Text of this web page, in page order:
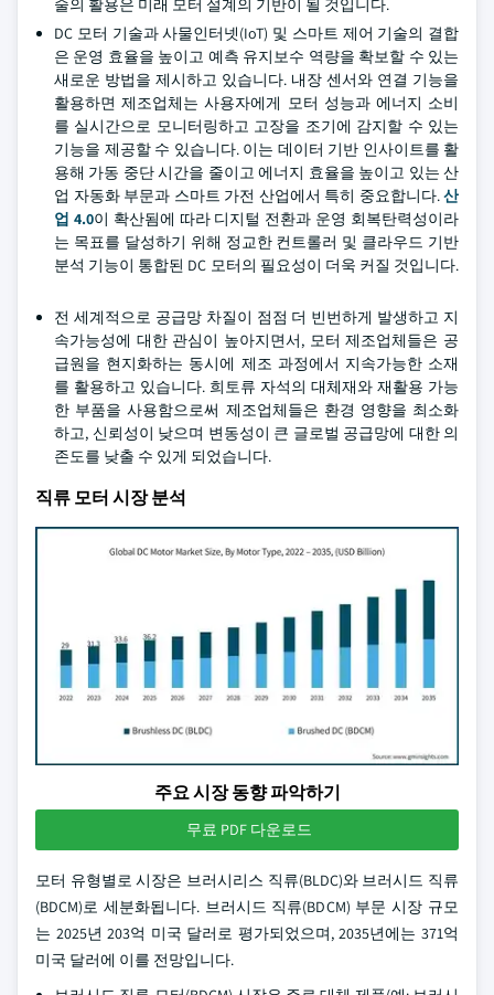
술의 활용은 미래 모터 설계의 기반이 될 것입니다.
DC 모터 기술과 사물인터넷(IoT) 및 스마트 제어 기술의 결합
은 운영 효율을 높이고 예측 유지보수 역량을 확보할 수 있는
새로운 방법을 제시하고 있습니다. 내장 센서와 연결 기능을
활용하면 제조업체는 사용자에게 모터 성능과 에너지 소비
를 실시간으로 모니터링하고 고장을 조기에 감지할 수 있는
기능을 제공할 수 있습니다. 이는 데이터 기반 인사이트를 활
용해 가동 중단 시간을 줄이고 에너지 효율을 높이고 있는 산
업 자동화 부문과 스마트 가전 산업에서 특히 중요합니다.산
업 4.0이 확산됨에 따라 디지털 전환과 운영 회복탄력성이라
는 목표를 달성하기 위해 정교한 컨트롤러 및 클라우드 기반
분석 기능이 통합된 DC 모터의 필요성이 더욱 커질 것입니다.
전 세계적으로 공급망 차질이 점점 더 빈번하게 발생하고 지
속가능성에 대한 관심이 높아지면서, 모터 제조업체들은 공
급원을 현지화하는 동시에 제조 과정에서 지속가능한 소재
를 활용하고 있습니다. 희토류 자석의 대체재와 재활용 가능
한 부품을 사용함으로써 제조업체들은 환경 영향을 최소화
하고, 신뢰성이 낮으며 변동성이 큰 글로벌 공급망에 대한 의
존도를 낮출 수 있게 되었습니다.
직류 모터 시장 분석
주요 시장 동향 파악하기
무료 PDF 다운로드
모터 유형별로 시장은 브러시리스 직류(BLDC)와 브러시드 직류
(BDCM)로 세분화됩니다. 브러시드 직류(BDCM) 부문 시장 규모
는 2025년 203억 미국 달러로 평가되었으며, 2035년에는 371억
미국 달러에 이를 전망입니다.